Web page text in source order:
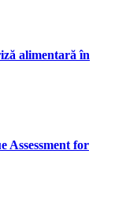
alimentară în
Assessment for